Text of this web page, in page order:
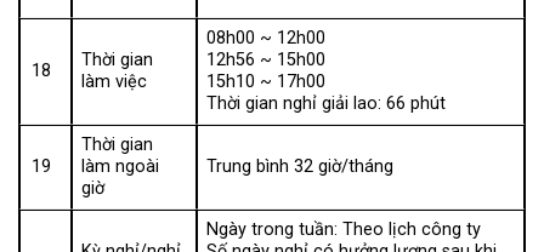
18
Thời gian
làm việc
08h00 ~ 12h00
12h56 ~ 15h00
15h10 ~ 17h00
Thời gian nghỉ giải lao: 66 phút
19
Thời gian
làm ngoài
giờ
Trung bình 32 giờ/tháng
Ngày trong tuần: Theo lịch công ty